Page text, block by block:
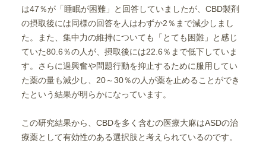
は47％が「睡眠が困難」と回答していましたが、CBD製剤
の摂取後には同様の回答を人はわずか2％まで減少しまし
た。また、集中力の維持についても「とても困難」と感じ
ていた80.6％の人が、摂取後には22.6％まで低下していま
す。さらに過興奮や問題行動を抑止するために服用してい
た薬の量も減少し、20～30％の人が薬を止めることができ
たという結果が明らかになっています。
この研究結果から、CBDを多く含むの医療大麻はASDの治
療薬として有効性のある選択肢と考えられているのです。